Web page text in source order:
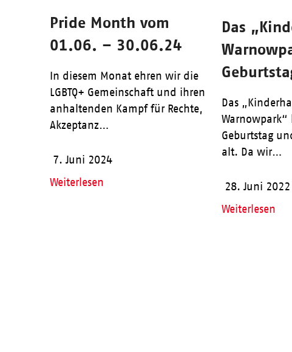
Pride Month vom
01.06. – 30.06.24
In diesem Monat ehren wir die
LGBTQ+ Gemeinschaft und ihren
anhaltenden Kampf für Rechte,
Akzeptanz…
7. Juni 2024
Weiterlesen
Das
Das
Warnowpark“
Geburtstag
alt. Da wir…
28. Juni 2022
Weiterlesen